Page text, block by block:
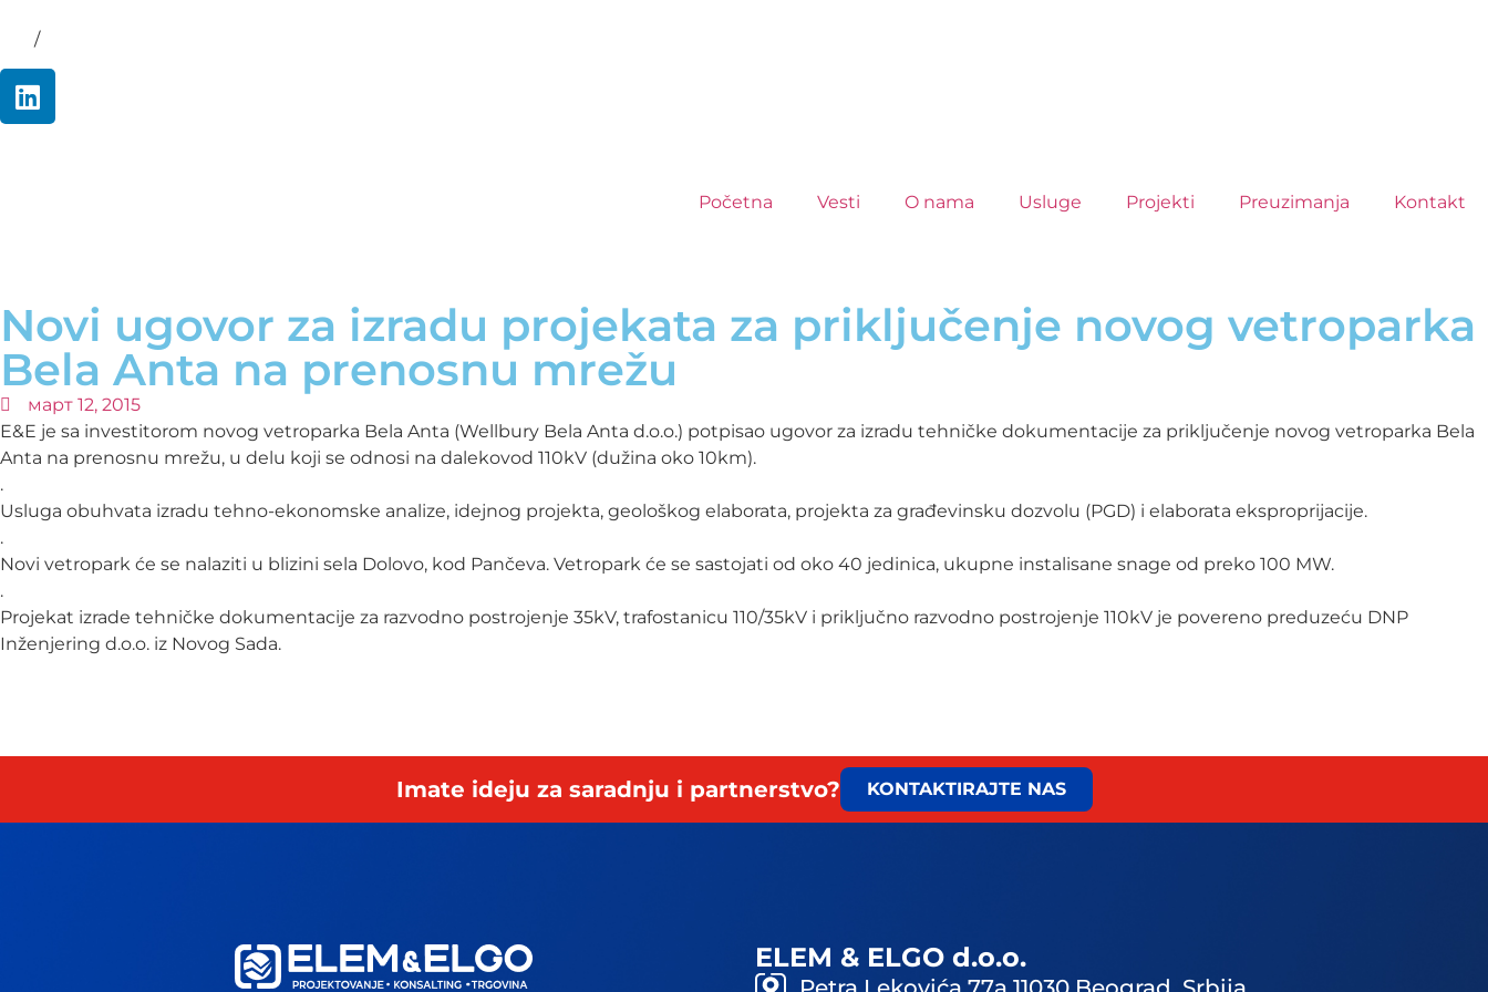
/
Početna Vesti O nama Usluge Projekti Preuzimanja Kontakt
Novi ugovor za izradu projekata za priključenje novog vetroparka
Bela Anta na prenosnu mrežu
март 12, 2015
E&E je sa investitorom novog vetroparka Bela Anta (Wellbury Bela Anta d.o.o.) potpisao ugovor za izradu tehničke dokumentacije za priključenje novog vetroparka Bela
Anta na prenosnu mrežu, u delu koji se odnosi na dalekovod 110kV (dužina oko 10km).
.
Usluga obuhvata izradu tehno-ekonomske analize, idejnog projekta, geološkog elaborata, projekta za građevinsku dozvolu (PGD) i elaborata eksproprijacije.
.
Novi vetropark će se nalaziti u blizini sela Dolovo, kod Pančeva. Vetropark će se sastojati od oko 40 jedinica, ukupne instalisane snage od preko 100 MW.
.
Projekat izrade tehničke dokumentacije za razvodno postrojenje 35kV, trafostanicu 110/35kV i priključno razvodno postrojenje 110kV je povereno preduzeću DNP
Inženjering d.o.o. iz Novog Sada.
Imate ideju za saradnju i partnerstvo? KONTAKTIRAJTE NAS
ELEM & ELGO d.o.o.